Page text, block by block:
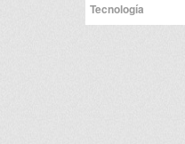
Tecnología